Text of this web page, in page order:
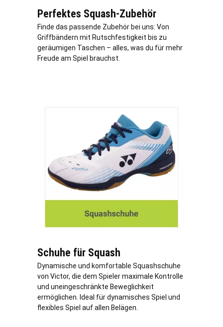
Perfektes Squash-Zubehör
Finde das passende Zubehör bei uns: Von
Griffbändern mit Rutschfestigkeit bis zu
geräumigen Taschen – alles, was du für mehr
Freude am Spiel brauchst.
Schuhe für Squash
Dynamische und komfortable Squashschuhe
von Victor, die dem Spieler maximale Kontrolle
und uneingeschränkte Beweglichkeit
ermöglichen. Ideal für dynamisches Spiel und
flexibles Spiel auf allen Belägen.